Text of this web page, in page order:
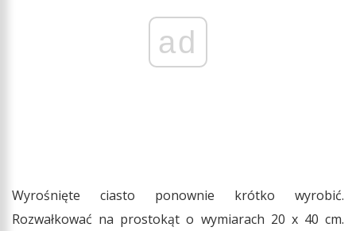
ad
Wyrośnięte ciasto ponownie krótko wyrobić.
Rozwałkować na prostokąt o wymiarach 20 x 40 cm.